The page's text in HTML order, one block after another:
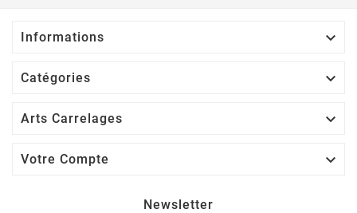
Informations 
Catégories 
Arts Carrelages 
Votre Compte 
Newsletter